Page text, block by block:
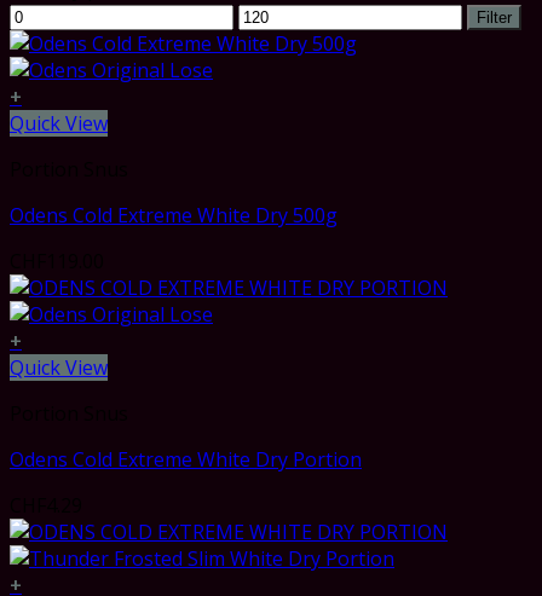
Min
price
Max
price
Filter
+
Quick View
Odens Cold Extreme White Dry 500g
+
Quick View
Odens Cold Extreme White Dry Portion
+